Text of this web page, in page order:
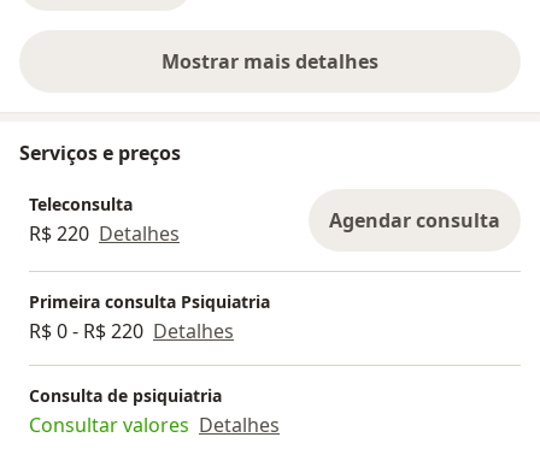
Mostrar mais detalhes
sobre a experiência
Serviços e preços
Teleconsulta
R$ 220 Detalhes Agendar consulta
Primeira consulta Psiquiatria
R$ 0 - R$ 220 Detalhes
Consulta de psiquiatria
Consultar valores Detalhes